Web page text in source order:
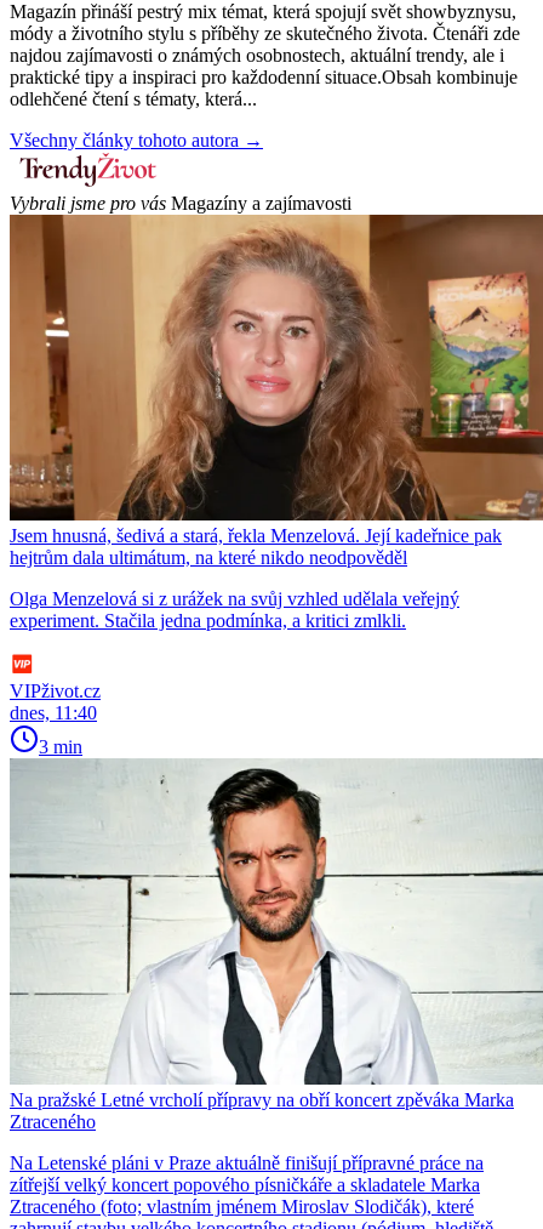
Magazín přináší pestrý mix témat, která spojují svět showbyznysu,
módy a životního stylu s příběhy ze skutečného života. Čtenáři zde
najdou zajímavosti o známých osobnostech, aktuální trendy, ale i
praktické tipy a inspiraci pro každodenní situace.Obsah kombinuje
odlehčené čtení s tématy, která...
Všechny články tohoto autora →
Vybrali jsme pro vás Magazíny a zajímavosti
Jsem hnusná, šedivá a stará, řekla Menzelová. Její kadeřnice pak
hejtrům dala ultimátum, na které nikdo neodpověděl
Olga Menzelová si z urážek na svůj vzhled udělala veřejný
experiment. Stačila jedna podmínka, a kritici zmlkli.
VIPživot.cz
dnes, 11:40
3 min
Na pražské Letné vrcholí přípravy na obří koncert zpěváka Marka
Ztraceného
Na Letenské pláni v Praze aktuálně finišují přípravné práce na
zítřejší velký koncert popového písničkáře a skladatele Marka
Ztraceného (foto; vlastním jménem Miroslav Slodičák), které